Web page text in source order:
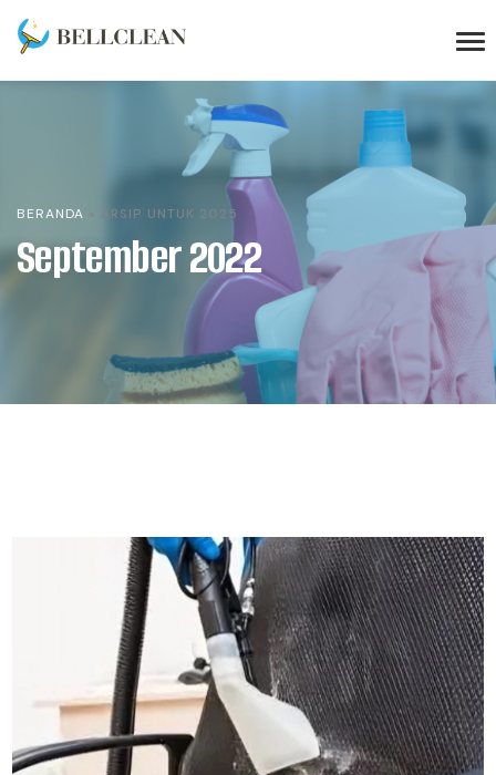
BERANDA ARSIP UNTUK 2025
September 2022